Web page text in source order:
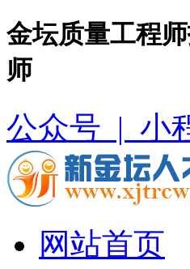
金坛质量工程
师
公众号 | 小
网站首页